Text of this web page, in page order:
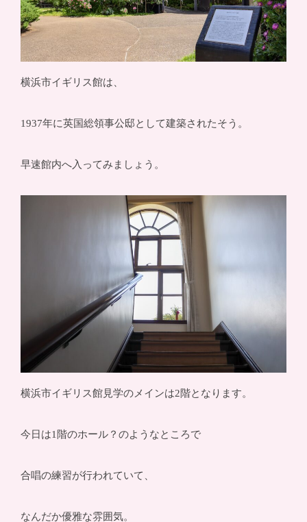
横浜市イギリス館は、
1937年に英国総領事公邸として建築されたそう。
早速館内へ入ってみましょう。
横浜市イギリス館見学のメインは2階となります。
今日は1階のホール？のようなところで
合唱の練習が行われていて、
なんだか優雅な雰囲気。